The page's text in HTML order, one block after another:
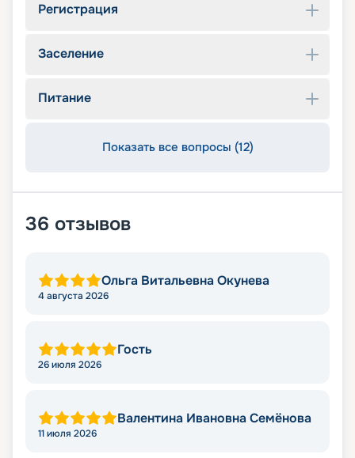
Регистрация
Заселение
Питание
Показать все вопросы (12)
36 отзывов
Ольга Витальевна Окунева
4 августа 2026
Гость
26 июля 2026
Валентина Ивановна Семёнова
11 июля 2026